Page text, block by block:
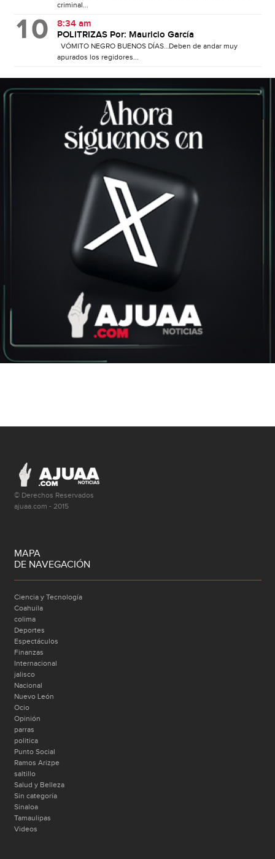
criminal...
8:34 am
POLITRIZAS Por: Mauricio García
VÓMITO NEGRO BUENOS DÍAS…Deben de andar muy
apurados los regidores...
© Derechos Reservados
ajuaa.com - 2015
MAPA
DE NAVEGACIÓN
Ciencia y Tecnología
Coahuila
colima
Deportes
Espectáculos
Finanzas
Internacional
jalisco
Nacional
Nuevo León
Ocio
Opinión
parras
politica
Punto Social
Ramos Arizpe
saltillo
Salud y Belleza
Sin categoría
Sinaloa
Tamaulipas
Videos